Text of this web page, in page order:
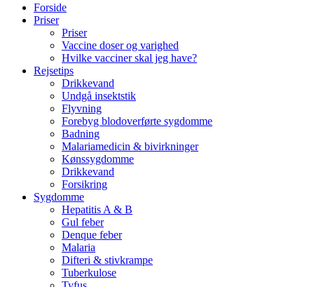
Forside
Priser
Priser
Vaccine doser og varighed
Hvilke vacciner skal jeg have?
Rejsetips
Drikkevand
Undgå insektstik
Flyvning
Forebyg blodoverførte sygdomme
Badning
Malariamedicin & bivirkninger
Kønssygdomme
Drikkevand
Forsikring
Sygdomme
Hepatitis A & B
Gul feber
Denque feber
Malaria
Difteri & stivkrampe
Tuberkulose